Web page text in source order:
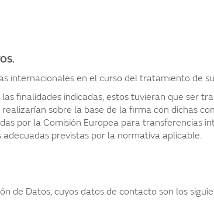
internacionales en el curso del tratamiento de
finalidades indicadas, estos tuvieran que ser
realizarían sobre la base de la firma con dichas
por la Comisión Europea para transferencias
previstas por la normativa aplicable.
de Datos, cuyos datos de contacto son los